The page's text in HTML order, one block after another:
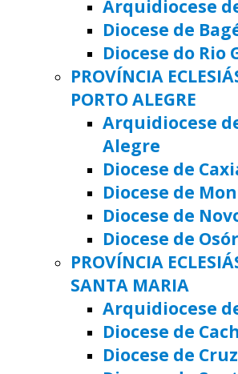
Arquidiocese
Diocese de
Diocese do Rio
PROVÍNCIA
PORTO ALEGRE
Arquidiocese
Alegre
Diocese de
Diocese de
Diocese de
Diocese de
PROVÍNCIA
SANTA MARIA
Arquidiocese
Diocese de
Diocese de